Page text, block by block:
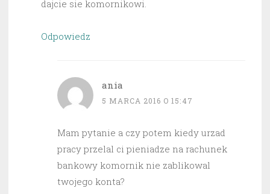
dajcie sie komornikowi.
Odpowiedz
ania
5 MARCA 2016 O 15:47
Mam pytanie a czy potem kiedy urzad
pracy przelal ci pieniadze na rachunek
bankowy komornik nie zablikowal
twojego konta?